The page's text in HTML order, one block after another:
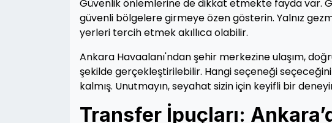
Güvenlik önlemlerine de dikkat etmekte fayda var.
güvenli bölgelere girmeye özen gösterin. Yalnız
yerleri tercih etmek akıllıca olabilir.
Ankara Havaalanı'ndan şehir merkezine ulaşım,
şekilde gerçekleştirilebilir. Hangi seçeneği
kalmış. Unutmayın, seyahat sizin için keyifli bir
Transfer İpuçları: